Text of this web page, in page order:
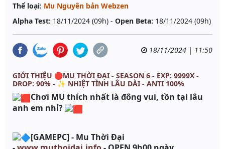
Thể loại: Mu Nguyên bản Webzen
Alpha Test: 18/11/2024 (09h) - Open Beta: 18/11/2024 (09h)
18/11/2024 | 11:50
GIỚI THIỆU 🔴MU THỜI ĐẠI - SEASON 6 - EXP: 9999X -
DROP: 90% - ✨ NHIỆT TÌNH LÂU DÀI - ANTI 100%
Chơi MU thích nhất là đông vui, tồn tại lâu
anh em nhỉ?
[GAMEPC] - Mu Thời Đại